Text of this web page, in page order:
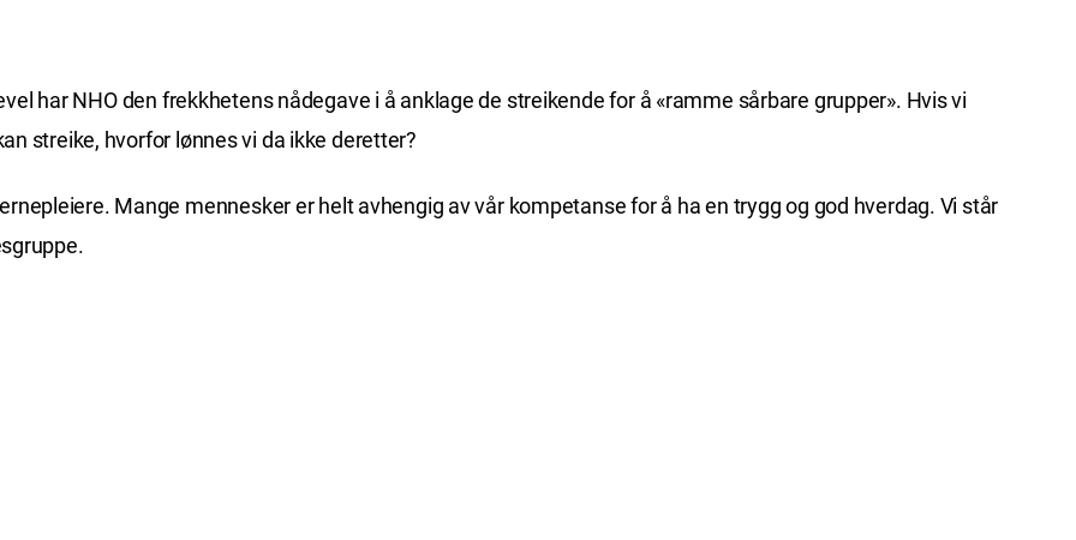
har NHO den frekkhetens nådegave i å anklage de streikende for å «ramme sårbare grupper». Hvis vi
streike, hvorfor lønnes vi da ikke deretter?
Mange mennesker er helt avhengig av vår kompetanse for å ha en trygg og god hverdag. Vi står